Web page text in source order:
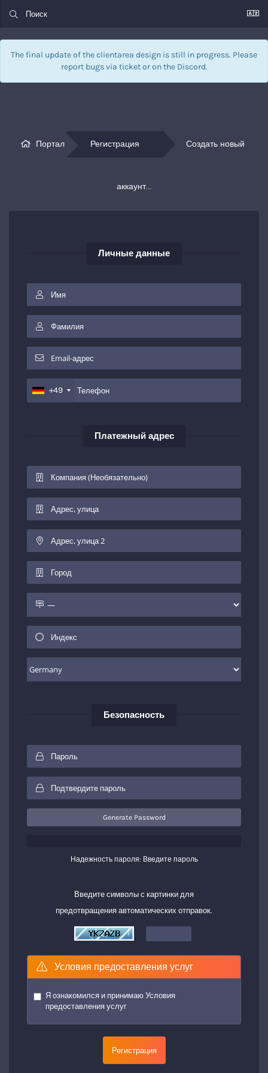
The final update of the clientarea design is still in progress. Please
report bugs via ticketor on the Discord.
Портал Регистрация Создать новый
аккаунт...
Личные данные
+49
Платежный адрес
Безопасность
Generate Password
Надежность пароля: Введите пароль
Введите символы с картинки для
предотвращения автоматических отправок.
Условия предоставления услуг
Я ознакомился и принимаю Условия
предоставления услуг